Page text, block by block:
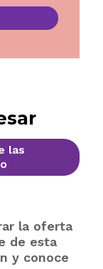
las
la oferta
de esta
y conoce